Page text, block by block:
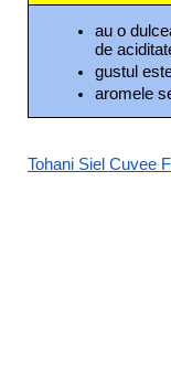
au o
de
gustul
aromele
Tohani Siel Cuvee